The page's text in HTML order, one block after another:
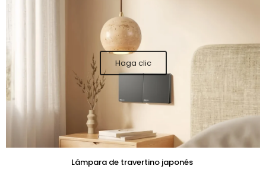
Lámpara de travertino japonés